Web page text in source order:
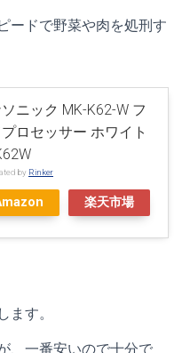
ードで野菜や肉を処刑す
ニック MK-K62-W フ
ロセッサー ホワイト
by Rinker
楽天市場
ます。
、一番安いので十分で